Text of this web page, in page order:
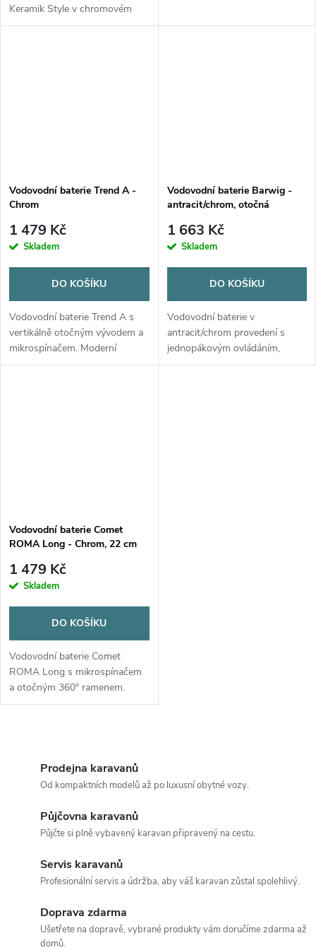
Keramik Style v chromovém
provedení pro karavany a
Vodovodní baterie Trend A -
Chrom
1 479 Kč
Skladem
DO KOŠÍKU
Vodovodní baterie Trend A s
vertikálně otočným vývodem a
mikrospínačem. Moderní
design, max. tlak 3 bar,
Vodovodní baterie Barwig -
antracit/chrom, otočná
1 663 Kč
Skladem
DO KOŠÍKU
Vodovodní baterie v
antracit/chrom provedení s
jednopákovým ovládáním,
odolná vůči horké vodě.
Vodovodní baterie Comet
ROMA Long - Chrom, 22 cm
1 479 Kč
Skladem
DO KOŠÍKU
Vodovodní baterie Comet
ROMA Long s mikrospínačem
a otočným 360° ramenem.
Jednopákový ventil s vývodem
Prodejna karavanů
Od kompaktních modelů až po luxusní obytné vozy.
Půjčovna karavanů
Půjčte si plně vybavený karavan připravený na cestu.
Servis karavanů
Profesionální servis a údržba, aby váš karavan zůstal spolehlivý.
Doprava zdarma
Ušetřete na dopravě, vybrané produkty vám doručíme zdarma až
domů.